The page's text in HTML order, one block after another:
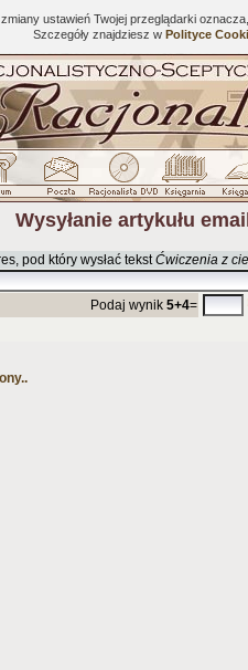
ustawień Twojej przeglądarki
Szczegóły znajdziesz w Polityce
Wysyłanie artykułu
pod który wysłać tekstĆwiczenia z
Podaj wynik 5+4=